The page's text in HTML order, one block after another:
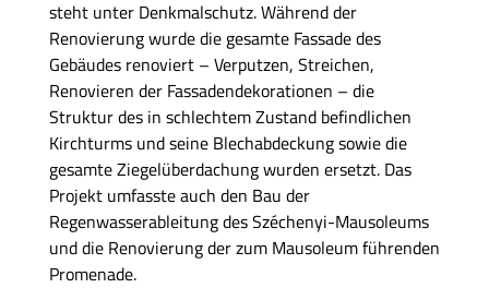
steht unter Denkmalschutz. Während der
Renovierung wurde die gesamte Fassade des
Gebäudes renoviert – Verputzen, Streichen,
Renovieren der Fassadendekorationen – die
Struktur des in schlechtem Zustand befindlichen
Kirchturms und seine Blechabdeckung sowie die
gesamte Ziegelüberdachung wurden ersetzt. Das
Projekt umfasste auch den Bau der
Regenwasserableitung des Széchenyi-Mausoleums
und die Renovierung der zum Mausoleum führenden
Promenade.